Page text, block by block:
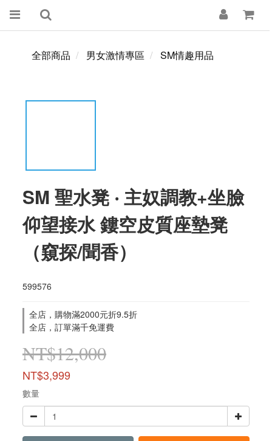
全部商品 男女激情專區 SM情趣用品
SM 聖水凳 ‧ 主奴調教+坐臉
仰望接水 鏤空皮質座墊凳
（窺探/聞香）
599576
全店，購物滿2000元折9.5折
全店，訂單滿千免運費
NT$12,000
NT$3,999
數量